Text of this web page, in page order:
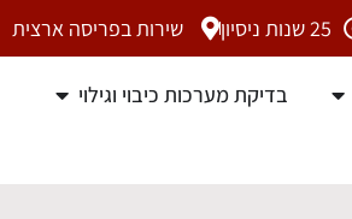
25 שנות ניסיון שירות בפריסה ארצית
בדיקת מערכות כיבוי וגילוי